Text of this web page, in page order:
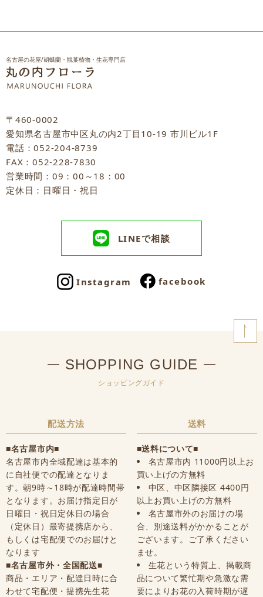
名古屋の花屋/胡蝶蘭・観葉植物・生花専門店
〒460-0002
愛知県名古屋市中区丸の内2丁目10-19 市川ビル1F
電話：052-204-8739
FAX：052-228-7830
営業時間：09：00～18：00
定休日：日曜日・祝日
LINEで相談
Instagram facebook
SHOPPING GUIDE
ショッピングガイド
配送方法
■名古屋市内■
名古屋市内全域配達は基本的
に自社便での配達となりま
す。朝9時～18時が配達時間帯
となります。お届け指定日が
日曜日・祝日定休日の場合
（定休日）最寄提携店から、
もしくは宅配便でのお届けと
なります
■名古屋市外・全国配送■
商品・エリア・配達日時に合
わせて宅配便・提携先生花
送料
■送料について■
名古屋市内 11000円以上お
買い上げの方無料
中区、中区隣接区 4400円
以上お買い上げの方無料
名古屋市外のお届けの場
合、別途送料がかかることが
ございます。ご了承ください
ませ。
生花という特質上、掲載商
品について繁忙期や急激な需
要によりお花の入荷時期が遅